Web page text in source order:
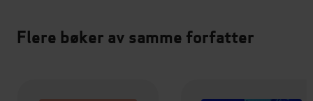
Flere bøker av samme forfatter